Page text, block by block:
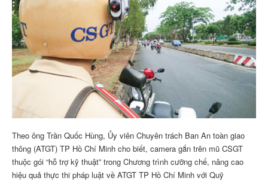
Theo ông Trần Quốc Hùng, Ủy viên Chuyên trách Ban An toàn giao
thông (ATGT) TP Hồ Chí Minh cho biết, camera gắn trên mũ CSGT
thuộc gói “hỗ trợ kỹ thuật” trong Chương trình cưỡng chế, nâng cao
hiệu quả thực thi pháp luật về ATGT TP Hồ Chí Minh với Quỹ